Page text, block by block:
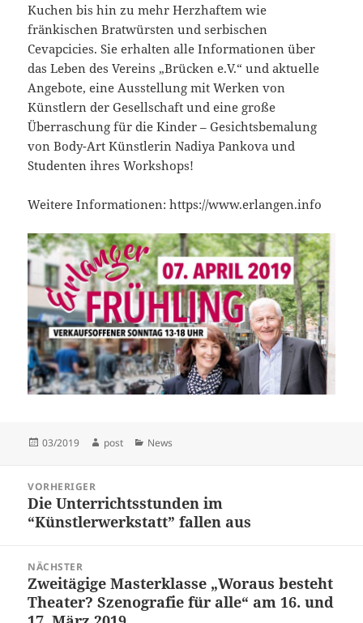
Kuchen bis hin zu mehr Herzhaftem wie
fränkischen Bratwürsten und serbischen
Cevapcicies. Sie erhalten alle Informationen über
das Leben des Vereins „Brücken e.V.“ und aktuelle
Angebote, eine Ausstellung mit Werken von
Künstlern der Gesellschaft und eine große
Überraschung für die Kinder – Gesichtsbemalung
von Body-Art Künstlerin Nadiya Pankova und
Studenten ihres Workshops!
Weitere Informationen: https://www.erlangen.info
Veröffentlicht
03/2019 Autor
post Kategorien
News
VORHERIGER
Vorheriger
Beitrag:
Die Unterrichtsstunden im
“Künstlerwerkstatt” fallen aus
NÄCHSTER
Nächster
Beitrag:
Zweitägige Masterklasse „Woraus besteht
Theater? Szenografie für alle“ am 16. und